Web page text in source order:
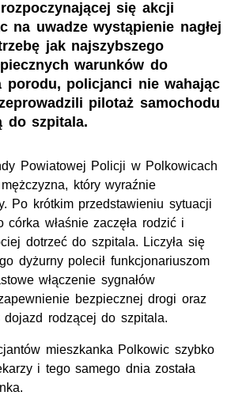
się akcji
na uwadze wystąpienie nagłej
jak najszybszego
warunków do
porodu, policjanci nie wahając
pilotaż samochodu
do szpitala.
Powiatowej Policji w Polkowicach
który wyraźnie
Po krótkim przedstawieniu sytuacji
córka właśnie zaczęła rodzić i
dotrzeć do szpitala. Liczyła się
dyżurny polecił funkcjonariuszom
włączenie sygnałów
bezpiecznej drogi oraz
dojazd rodzącej do szpitala.
mieszkanka Polkowic szybko
i tego samego dnia została